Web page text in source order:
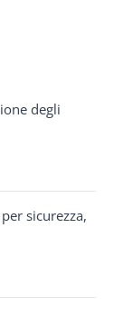
degli
sicurezza,